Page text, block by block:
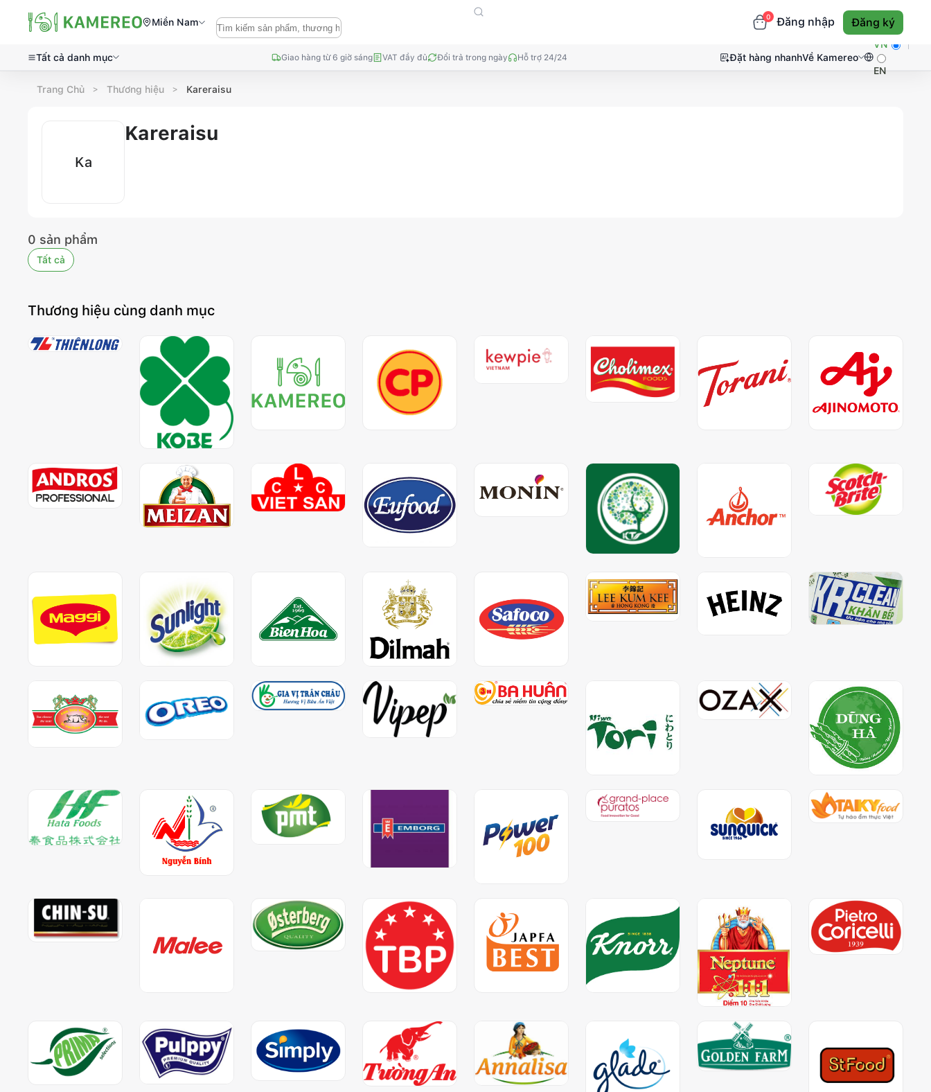
Miền Nam 0 Đăng nhập Đăng ký
Tất cả danh mục Giao hàng từ 6 giờ sáng VAT đầy đủ Đổi trả trong ngày Hỗ trợ 24/24 Đặt hàng nhanhVề Kamereo
VN
EN
Trang Chủ
Thương hiệu Kareraisu
Ka
Kareraisu
0 sản phẩm
Tất cả
Thương hiệu cùng danh mục